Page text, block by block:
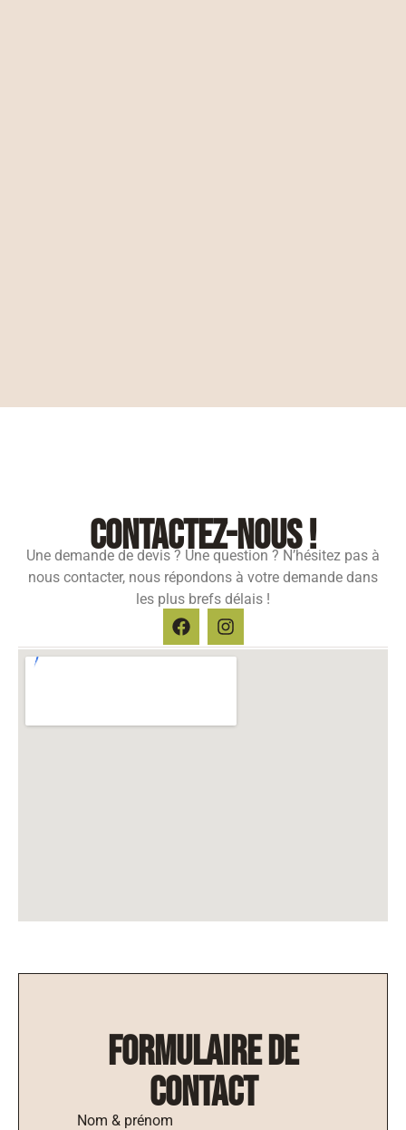
contactez-nous !
Une demande de devis ? Une question ? N’hésitez pas à
nous contacter, nous répondons à votre demande dans
les plus brefs délais !
formulaire de
contact
Nom & prénom